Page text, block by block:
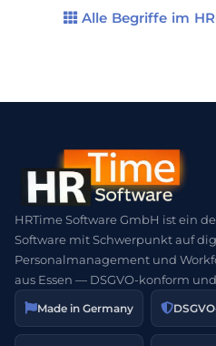
doppelte Beitragspflicht
Alle Begriffe im
HRTime Software GmbH ist ein
Software mit Schwerpunkt auf
Personalmanagement und
aus Essen — DSGVO-konform
Made in Germany